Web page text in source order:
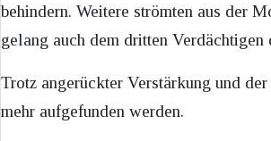
behindern. Weitere strömten aus der
gelang auch dem dritten
Trotz angerückter Verstärkung und
mehr aufgefunden werden.